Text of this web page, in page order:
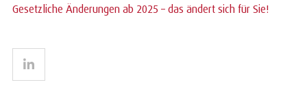
Gesetzliche Änderungen ab 2025 – das ändert sich für Sie!
LinkedIn